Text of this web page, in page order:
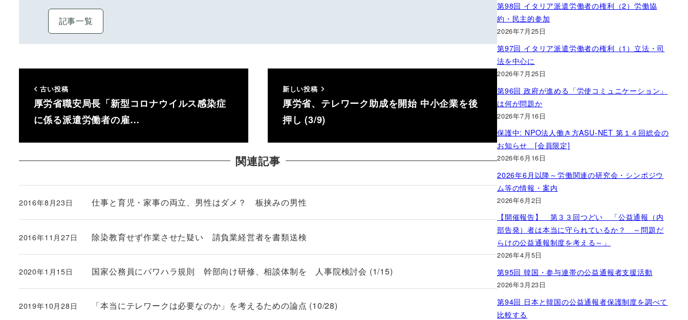
記事一覧
古い投稿
厚労省職安局長「新型コロナウイルス感染症
に係る派遣労働者の雇…
新しい投稿
厚労省、テレワーク助成を開始 中小企業を後
押し (3/9)
関連記事
仕事と育児・家事の両立、男性はダメ？ 板挟みの男性
投稿日
2016年8月23日
除染教育せず作業させた疑い 請負業経営者を書類送検
投稿日
2016年11月27日
国家公務員にパワハラ規則 幹部向け研修、相談体制を 人事院検討会 (1/15)
投稿日
2020年1月15日
「本当にテレワークは必要なのか」を考えるための論点 (10/28)
投稿日
2019年10月28日
第98回 イタリア派遣労働者の権利（2）労働協
約・民主的参加
2026年7月25日
第97回 イタリア派遣労働者の権利（1）立法・司
法を中心に
2026年7月25日
第96回 政府が進める「労使コミュニケーション」
は何が問題か
2026年7月16日
保護中: NPO法人働き方ASU-NET 第１４回総会の
お知らせ [会員限定]
2026年6月16日
2026年6月以降～労働関連の研究会・シンポジウ
ム等の情報・案内
2026年6月2日
【開催報告】 第３３回つどい 「公益通報（内
部告発）者は本当に守られているか？ ～問題だ
らけの公益通報制度を考える～」
2026年4月5日
第95回 韓国・参与連帯の公益通報者支援活動
2026年3月23日
第94回 日本と韓国の公益通報者保護制度を調べて
比較する